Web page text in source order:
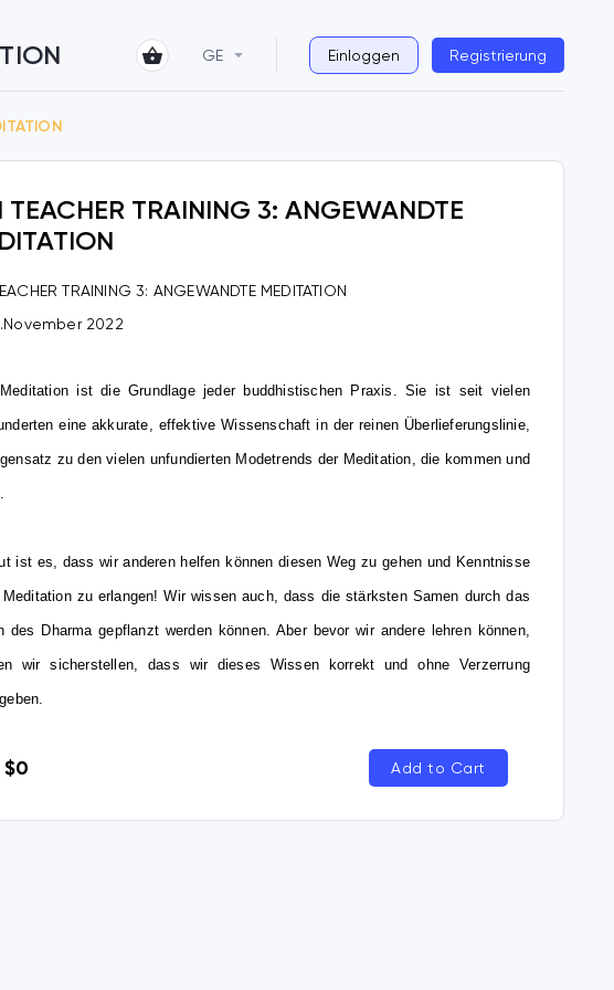
GE Einloggen Registrierung
TEACHER TRAINING 3: ANGEWANDTE
TRAINING 3: ANGEWANDTE MEDITATION
2022
ist die Grundlage jeder buddhistischen Praxis. Sie ist seit vielen
eine akkurate, effektive Wissenschaft in der reinen Überlieferungslinie,
zu den vielen unfundierten Modetrends der Meditation, die kommen und
ist es, dass wir anderen helfen können diesen Weg zu gehen und Kenntnisse
zu erlangen! Wir wissen auch, dass die stärksten Samen durch das
des Dharma gepflanzt werden können. Aber bevor wir andere lehren können,
wir sicherstellen, dass wir dieses Wissen korrekt und ohne Verzerrung
$0 Add to Cart